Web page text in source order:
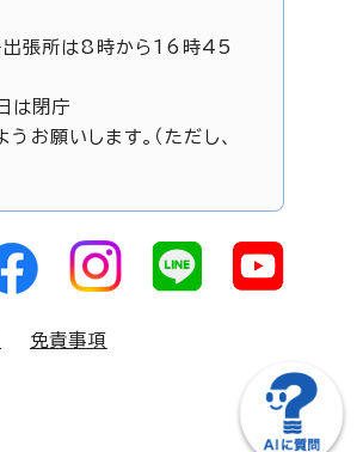
出張所は8時から16時45
は閉庁
お願いします。（ただし、
免責事項